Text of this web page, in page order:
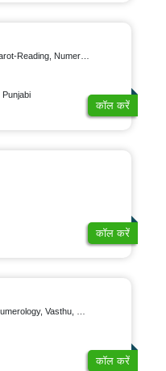
Nadi-Astrology, Medical-Astrology, Prashna-Kundali
Punjabi
कॉल करें
कॉल करें
Psychology, Medical-Astrology
कॉल करें